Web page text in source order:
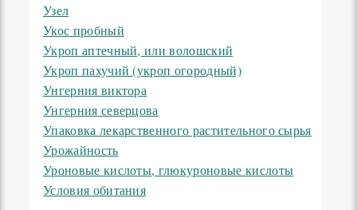
Узел
Укос пробный
Укроп аптечный, или волошский
Укроп пахучий (укроп огородный)
Унгерния виктора
Унгерния северцова
Упаковка лекарственного растительного сырья
Урожайность
Уроновые кислоты, глюкуроновые кислоты
Условия обитания